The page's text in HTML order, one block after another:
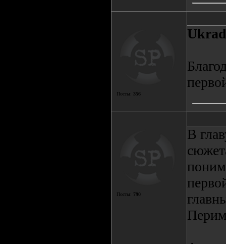
Посты: 356
Посты: 790
В